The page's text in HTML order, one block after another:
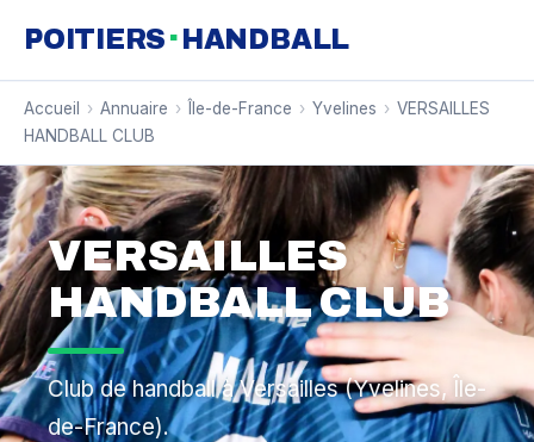
POITIERS · HANDBALL
Accueil › Annuaire › Île-de-France › Yvelines › VERSAILLES
HANDBALL CLUB
VERSAILLES
HANDBALL CLUB
Club de handball à Versailles (Yvelines, Île-
de-France).